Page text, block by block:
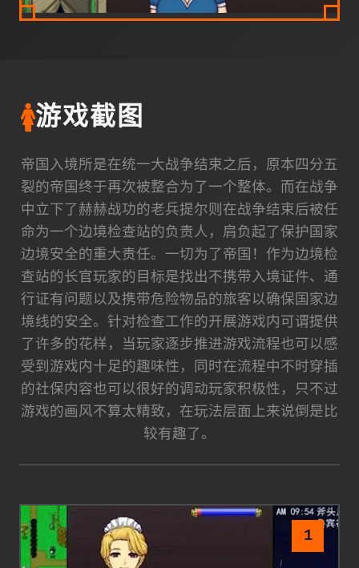
🚺游戏截图
帝国入境所是在统一大战争结束之后，原本四分五
裂的帝国终于再次被整合为了一个整体。而在战争
中立下了赫赫战功的老兵提尔则在战争结束后被任
命为一个边境检查站的负责人，肩负起了保护国家
边境安全的重大责任。一切为了帝国！作为边境检
查站的长官玩家的目标是找出不携带入境证件、通
行证有问题以及携带危险物品的旅客以确保国家边
境线的安全。针对检查工作的开展游戏内可谓提供
了许多的花样，当玩家逐步推进游戏流程也可以感
受到游戏内十足的趣味性，同时在流程中不时穿插
的社保内容也可以很好的调动玩家积极性，只不过
游戏的画风不算太精致，在玩法层面上来说倒是比
较有趣了。
1